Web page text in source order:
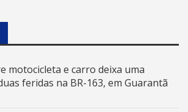
motocicleta e carro deixa uma
feridas na BR-163, em Guarantã